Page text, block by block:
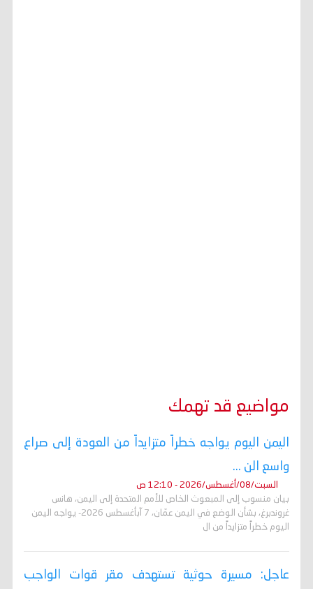
مواضيع قد تهمك
اليمن اليوم يواجه خطراً متزايداً من العودة إلى صراع
واسع الن ...
السبت/08/أغسطس/2026 - 12:10 ص
بيان منسوب إلى المبعوث الخاص للأمم المتحدة إلى اليمن، هانس
غروندبرغ، بشأن الوضع في اليمن عمّان، 7 آبأغسطس 2026- يواجه اليمن
اليوم خطراً متزايداً من ال
عاجل: مسيرة حوثية تستهدف مقر قوات الواجب